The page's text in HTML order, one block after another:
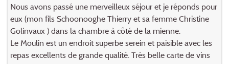
Nous avons passé une merveilleux séjour et je réponds pour
eux (mon fils Schoonooghe Thierry et sa femme Christine
Golinvaux ) dans la chambre à côté de la mienne.
Le Moulin est un endroit superbe serein et paisible avec les
repas excellents de grande qualité. Très belle carte de vins